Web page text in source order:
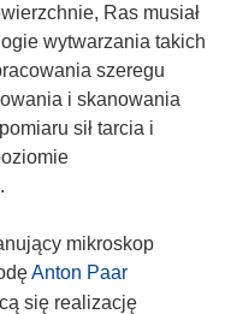
Ras musiał
wytwarzania takich
szeregu
i skanowania
sił tarcia i
mikroskop
Anton Paar
się realizację